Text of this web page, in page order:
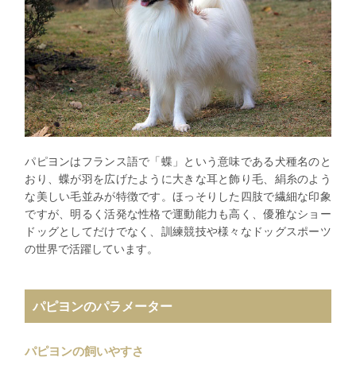
パピヨンはフランス語で「蝶」という意味である犬種名のと
おり、蝶が羽を広げたように大きな耳と飾り毛、絹糸のよう
な美しい毛並みが特徴です。ほっそりした四肢で繊細な印象
ですが、明るく活発な性格で運動能力も高く、優雅なショー
ドッグとしてだけでなく、訓練競技や様々なドッグスポーツ
の世界で活躍しています。
パピヨンのパラメーター
パピヨンの飼いやすさ